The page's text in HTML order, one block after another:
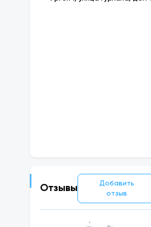
Отзывы
Добавить
отзыв